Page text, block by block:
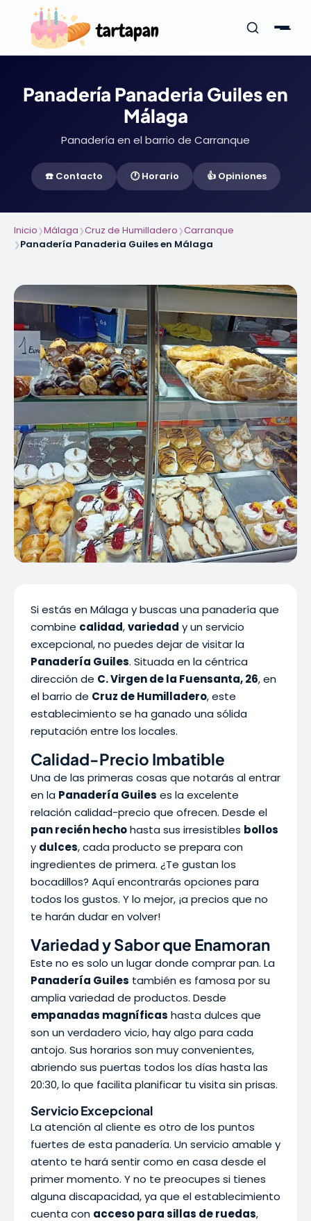
Panadería Panaderia Guiles en
Málaga
Panadería en el barrio de Carranque
☎️ Contacto 🕐 Horario 👍 Opiniones
Inicio❯Málaga❯Cruz de Humilladero❯Carranque
❯Panadería Panaderia Guiles en Málaga
Si estás en Málaga y buscas una panadería que
combine calidad,variedad y un servicio
excepcional, no puedes dejar de visitar la
Panadería Guiles. Situada en la céntrica
dirección de C. Virgen de la Fuensanta, 26, en
el barrio de Cruz de Humilladero, este
establecimiento se ha ganado una sólida
reputación entre los locales.
Calidad-Precio Imbatible
Una de las primeras cosas que notarás al entrar
en la Panadería Guiles es la excelente
relación calidad-precio que ofrecen. Desde el
pan recién hechohasta sus irresistibles bollos
y dulces, cada producto se prepara con
ingredientes de primera. ¿Te gustan los
bocadillos? Aquí encontrarás opciones para
todos los gustos. Y lo mejor, ¡a precios que no
te harán dudar en volver!
Variedad y Sabor que Enamoran
Este no es solo un lugar donde comprar pan. La
Panadería Guiles también es famosa por su
amplia variedad de productos. Desde
empanadas magníficas hasta dulces que
son un verdadero vicio, hay algo para cada
antojo. Sus horarios son muy convenientes,
abriendo sus puertas todos los días hasta las
20:30, lo que facilita planificar tu visita sin prisas.
Servicio Excepcional
La atención al cliente es otro de los puntos
fuertes de esta panadería. Un servicio amable y
atento te hará sentir como en casa desde el
primer momento. Y no te preocupes si tienes
alguna discapacidad, ya que el establecimiento
cuenta con acceso para sillas de ruedas,